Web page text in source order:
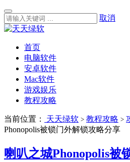
取消
首页
电脑软件
安卓软件
Mac软件
游戏娱乐
教程攻略
当前位置： 天天绿软 > 教程攻略 >
Phonopolis被锁门外解锁攻略分享
喇叭之城Phonopolis被